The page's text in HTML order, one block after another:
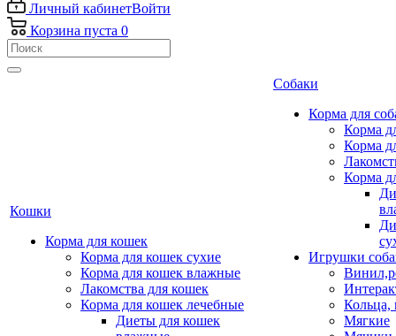
Личный кабинетВойти
Корзина пуста 0
Кошки
Корма для кошек
Корма для кошек сухие
Корма для кошек влажные
Лакомства для кошек
Корма для кошек лечебные
Диеты для кошек
Собаки
Корма для
Корма
Корма
Корма
Игрушки
Кольца,
Мягкие